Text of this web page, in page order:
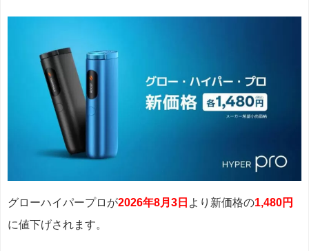
グローハイパープロが2026年8月3日 より新価格の1,480円
に値下げされます。